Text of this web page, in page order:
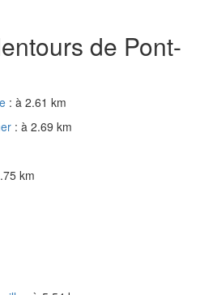
de Pont-
: à 2.61 km
: à 2.69 km
km